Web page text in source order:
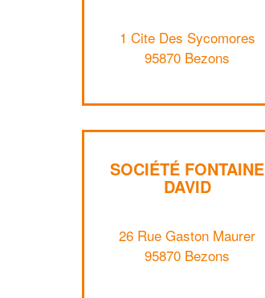
1 Cite Des Sycomores
95870 Bezons
SOCIÉTÉ FONTAINE
DAVID
26 Rue Gaston Maurer
95870 Bezons